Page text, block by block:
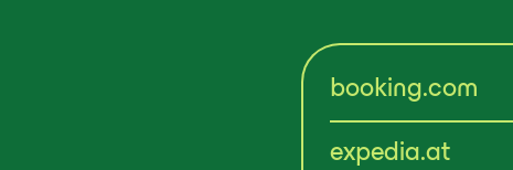
booking.com
expedia.at